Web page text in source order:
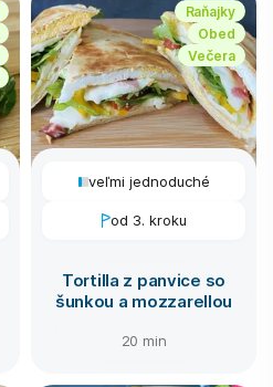
Raňajky
Obed
Večera
veľmi jednoduché
od 3. kroku
Tortilla z panvice so
šunkou a mozzarellou
20 min